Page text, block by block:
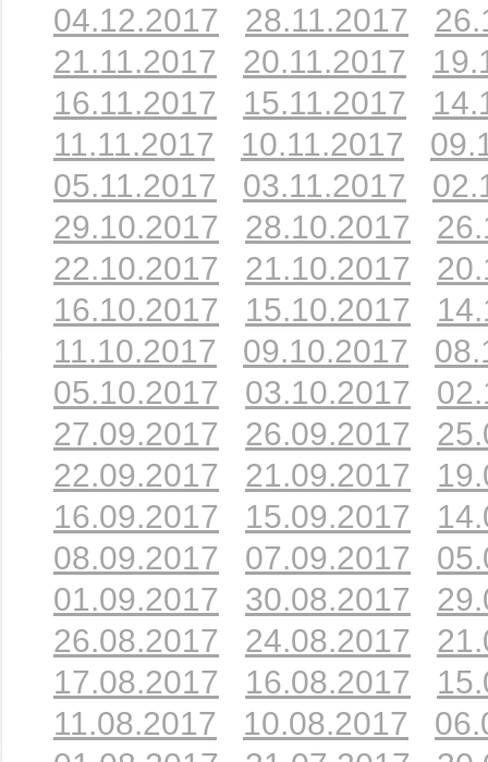
04.12.2017
28.11.2017
21.11.2017
20.11.2017
16.11.2017
15.11.2017
11.11.2017
10.11.2017
05.11.2017
03.11.2017
29.10.2017
28.10.2017
22.10.2017
21.10.2017
16.10.2017
15.10.2017
11.10.2017
09.10.2017
05.10.2017
03.10.2017
27.09.2017
26.09.2017
22.09.2017
21.09.2017
16.09.2017
15.09.2017
08.09.2017
07.09.2017
01.09.2017
30.08.2017
26.08.2017
24.08.2017
17.08.2017
16.08.2017
11.08.2017
10.08.2017